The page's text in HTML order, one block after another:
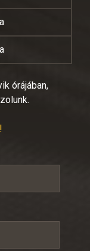
órájában,